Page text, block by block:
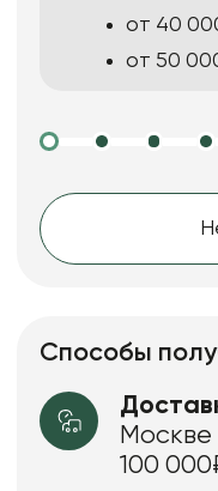
от 40
от 50
Способы
Москве
100